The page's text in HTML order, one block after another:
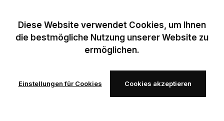
Diese Website verwendet Cookies, um Ihnen
die bestmögliche Nutzung unserer Website zu
ermöglichen.
Einstellungen für Cookies Cookies akzeptieren